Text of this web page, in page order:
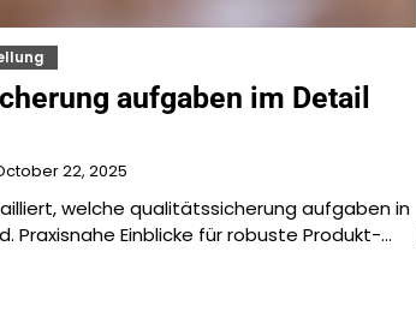
aufgaben im Detail
22, 2025
welche qualitätssicherung aufgaben in
Praxisnahe Einblicke für robuste Produkt-…